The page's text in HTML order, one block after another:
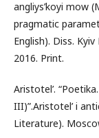
angliys’koyi mow
pragmatic
English). Diss.
2016. Print.
Aristotel’.
III)”.Aristotel’ i
Literature).